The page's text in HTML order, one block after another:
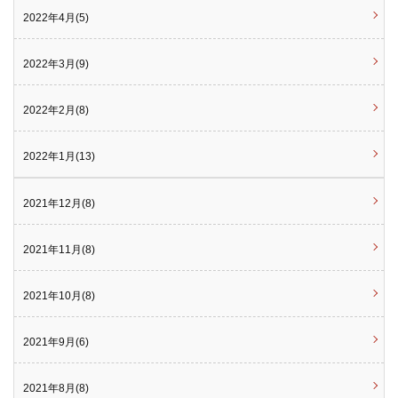
2022年4月(5)
2022年3月(9)
2022年2月(8)
2022年1月(13)
2021年12月(8)
2021年11月(8)
2021年10月(8)
2021年9月(6)
2021年8月(8)